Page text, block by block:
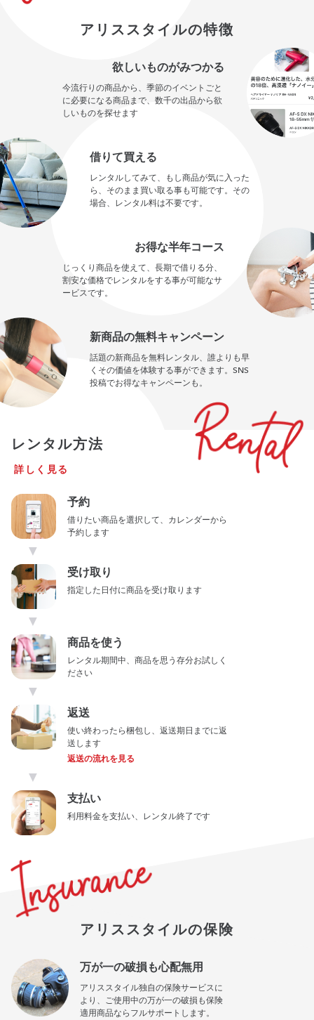
アリススタイルの特徴
欲しいものがみつかる
今流行りの商品から、季節のイベントごと
に必要になる商品まで、数千の出品から欲
しいものを探せます
借りて買える
レンタルしてみて、もし商品が気に入った
ら、そのまま買い取る事も可能です。その
場合、レンタル料は不要です。
お得な半年コース
じっくり商品を使えて、長期で借りる分、
割安な価格でレンタルをする事が可能なサ
ービスです。
新商品の無料キャンペーン
話題の新商品を無料レンタル、誰よりも早
くその価値を体験する事ができます。SNS
投稿でお得なキャンペーンも。
レンタル方法
詳しく見る
予約
借りたい商品を選択して、カレンダーから
予約します
▼
受け取り
指定した日付に商品を受け取ります
▼
商品を使う
レンタル期間中、商品を思う存分お試しく
ださい
▼
返送
使い終わったら梱包し、返送期日までに返
送します
返送の流れを見る
▼
支払い
利用料金を支払い、レンタル終了です
アリススタイルの保険
万が一の破損も心配無用
アリススタイル独自の保険サービスに
より、ご使用中の万が一の破損も保険
適用商品ならフルサポートします。